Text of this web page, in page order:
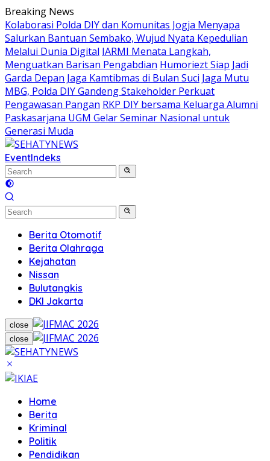
Skip
to
content
Breaking News
Kolaborasi Polda DIY dan Komunitas Jogja Menyapa
Salurkan Bantuan Sembako, Wujud Nyata Kepedulian
Melalui Dunia Digital IARMI Menata Langkah,
Menguatkan Barisan Pengabdian Humoriezt Siap Jadi
Garda Depan Jaga Kamtibmas di Bulan Suci Jaga Mutu
MBG, Polda DIY Gandeng Stakeholder Perkuat
Pengawasan Pangan RKP DIY bersama Keluarga Alumni
Paskasarjana UGM Gelar Seminar Nasional untuk
Generasi Muda
EventIndeks
Berita Otomotif
Berita Olahraga
Kejahatan
Nissan
Bulutangkis
DKI Jakarta
close
close
Home
Berita
Kriminal
Politik
Pendidikan